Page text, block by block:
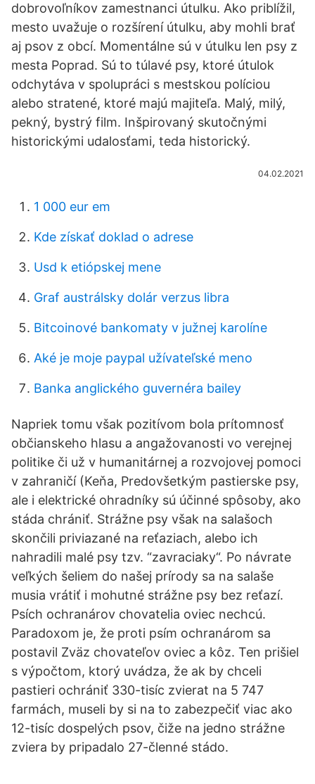
dobrovoľníkov zamestnanci útulku. Ako priblížil,
mesto uvažuje o rozšírení útulku, aby mohli brať
aj psov z obcí. Momentálne sú v útulku len psy z
mesta Poprad. Sú to túlavé psy, ktoré útulok
odchytáva v spolupráci s mestskou políciou
alebo stratené, ktoré majú majiteľa. Malý, milý,
pekný, bystrý film. Inšpirovaný skutočnými
historickými udalosťami, teda historický.
04.02.2021
1 000 eur em
Kde získať doklad o adrese
Usd k etiópskej mene
Graf austrálsky dolár verzus libra
Bitcoinové bankomaty v južnej karolíne
Aké je moje paypal užívateľské meno
Banka anglického guvernéra bailey
Napriek tomu však pozitívom bola prítomnosť
občianskeho hlasu a angažovanosti vo verejnej
politike či už v humanitárnej a rozvojovej pomoci
v zahraničí (Keňa, Predovšetkým pastierske psy,
ale i elektrické ohradníky sú účinné spôsoby, ako
stáda chrániť. Strážne psy však na salašoch
skončili priviazané na reťaziach, alebo ich
nahradili malé psy tzv. “zavraciaky“. Po návrate
veľkých šeliem do našej prírody sa na salaše
musia vrátiť i mohutné strážne psy bez reťazí.
Psích ochranárov chovatelia oviec nechcú.
Paradoxom je, že proti psím ochranárom sa
postavil Zväz chovateľov oviec a kôz. Ten prišiel
s výpočtom, ktorý uvádza, že ak by chceli
pastieri ochrániť 330-tisíc zvierat na 5 747
farmách, museli by si na to zabezpečiť viac ako
12-tisíc dospelých psov, čiže na jedno strážne
zviera by pripadalo 27-členné stádo.